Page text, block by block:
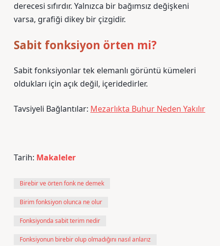
derecesi sıfırdır. Yalnızca bir bağımsız değişkeni
varsa, grafiği dikey bir çizgidir.
Sabit fonksiyon örten mi?
Sabit fonksiyonlar tek elemanlı görüntü kümeleri
oldukları için açık değil, içeridedirler.
Tavsiyeli Bağlantılar: Mezarlıkta Buhur Neden Yakılır
Tarih: Makaleler
Birebir ve örten fonk ne demek
Birim fonksiyon olunca ne olur
Fonksiyonda sabit terim nedir
Fonksiyonun birebir olup olmadığını nasıl anlarız